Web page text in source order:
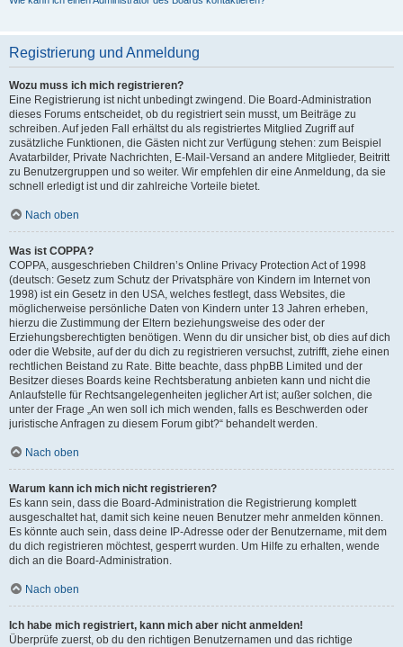
Registrierung und Anmeldung
Wozu muss ich mich registrieren?
Eine Registrierung ist nicht unbedingt zwingend. Die Board-Administration
dieses Forums entscheidet, ob du registriert sein musst, um Beiträge zu
schreiben. Auf jeden Fall erhältst du als registriertes Mitglied Zugriff auf
zusätzliche Funktionen, die Gästen nicht zur Verfügung stehen: zum Beispiel
Avatarbilder, Private Nachrichten, E-Mail-Versand an andere Mitglieder, Beitritt
zu Benutzergruppen und so weiter. Wir empfehlen dir eine Anmeldung, da sie
schnell erledigt ist und dir zahlreiche Vorteile bietet.
Nach oben
Was ist COPPA?
COPPA, ausgeschrieben Children’s Online Privacy Protection Act of 1998
(deutsch: Gesetz zum Schutz der Privatsphäre von Kindern im Internet von
1998) ist ein Gesetz in den USA, welches festlegt, dass Websites, die
möglicherweise persönliche Daten von Kindern unter 13 Jahren erheben,
hierzu die Zustimmung der Eltern beziehungsweise des oder der
Erziehungsberechtigten benötigen. Wenn du dir unsicher bist, ob dies auf dich
oder die Website, auf der du dich zu registrieren versuchst, zutrifft, ziehe einen
rechtlichen Beistand zu Rate. Bitte beachte, dass phpBB Limited und der
Besitzer dieses Boards keine Rechtsberatung anbieten kann und nicht die
Anlaufstelle für Rechtsangelegenheiten jeglicher Art ist; außer solchen, die
unter der Frage „An wen soll ich mich wenden, falls es Beschwerden oder
juristische Anfragen zu diesem Forum gibt?“ behandelt werden.
Nach oben
Warum kann ich mich nicht registrieren?
Es kann sein, dass die Board-Administration die Registrierung komplett
ausgeschaltet hat, damit sich keine neuen Benutzer mehr anmelden können.
Es könnte auch sein, dass deine IP-Adresse oder der Benutzername, mit dem
du dich registrieren möchtest, gesperrt wurden. Um Hilfe zu erhalten, wende
dich an die Board-Administration.
Nach oben
Ich habe mich registriert, kann mich aber nicht anmelden!
Überprüfe zuerst, ob du den richtigen Benutzernamen und das richtige